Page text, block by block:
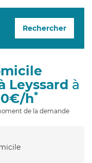
n
g
i
Rechercher
Leyssard à
h*
de la demande